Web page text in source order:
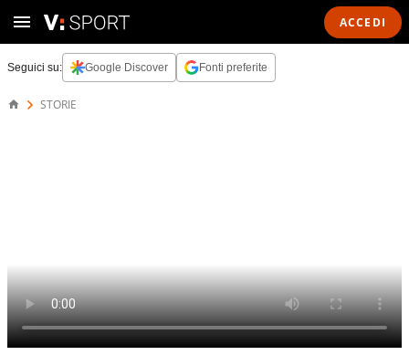
ACCEDI
Seguici su: Google Discover Fonti preferite
STORIE